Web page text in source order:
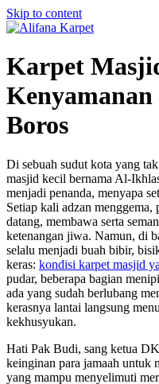
Skip to content
Karpet
Boros
Di sebuah sudut kota yang
masjid kecil bernama Al-
menjadi penanda, menyapa
Setiap kali adzan
datang, membawa serta
ketenangan jiwa. Namun, di
selalu menjadi buah bibir,
keras: kondisi karpet masjid
pudar, beberapa bagian
ada yang sudah berlubang
kerasnya lantai langsung
kekhusyukan.
Hati Pak Budi, sang ketua
keinginan para jamaah untuk
yang mampu menyelimuti